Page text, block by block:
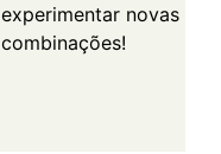
experimentar novas
combinações!